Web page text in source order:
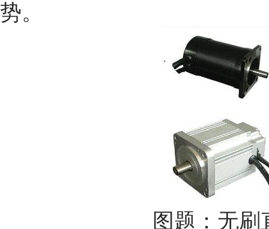
势。
图题：无